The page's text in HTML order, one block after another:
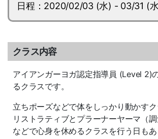
日程：2020/02/03 (水) - 03/31 (
クラス内容
アイアンガーヨガ認定指導員 (Level 2)
るクラスです。
立ちポーズなどで体をしっかり動かすク
リストラティブとプラーナーヤーマ（調
などで心身を休めるクラスを行う日もあ